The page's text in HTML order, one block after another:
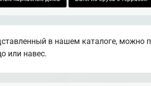
в нашем каталоге, можно
или навес.